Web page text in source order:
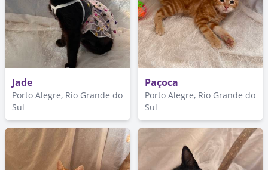
Jade
Porto Alegre, Rio Grande do
Sul
Paçoca
Porto Alegre, Rio Grande do
Sul